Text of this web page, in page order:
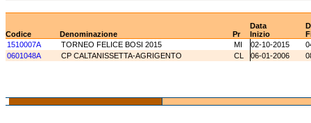
Data
Codice
Denominazione Pr Inizio
1510007A
TORNEO FELICE BOSI 2015 MI 02-10-2015
0601048A
CP CALTANISSETTA-AGRIGENTO CL 06-01-2006